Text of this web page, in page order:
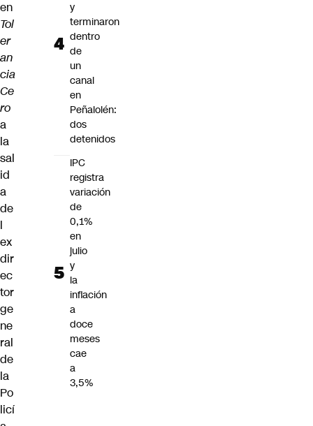
en
Tol
er
an
cia
Ce
ro
a
la
sal
id
a
de
l
ex
dir
ec
tor
ge
ne
ral
de
la
Po
licí
y
terminaron
dentro
de
un
canal
en
Peñalolén:
dos
detenidos
IPC
registra
variación
de
0,1%
en
julio
y
la
inflación
a
doce
meses
cae
a
3,5%